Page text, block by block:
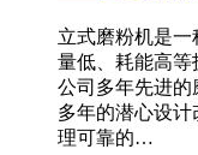
立式磨粉机是
量低、耗能高
公司多年先进的
多年的潜心设
理可靠的…